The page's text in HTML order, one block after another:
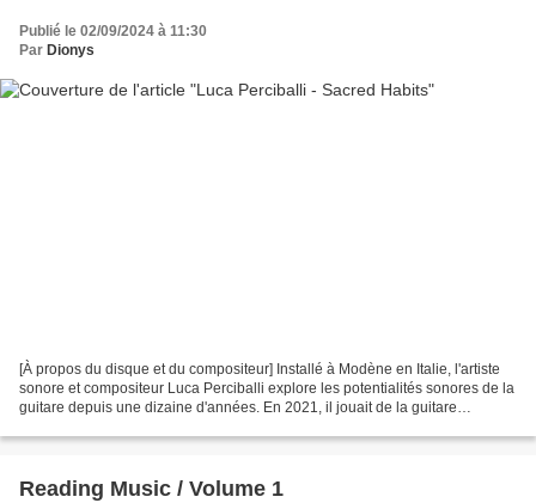
Publié le 02/09/2024 à 11:30
Par Dionys
[À propos du disque et du compositeur] Installé à Modène en Italie, l'artiste
sonore et compositeur Luca Perciballi explore les potentialités sonores de la
guitare depuis une dizaine d'années. En 2021, il jouait de la guitare
Reading Music / Volume 1